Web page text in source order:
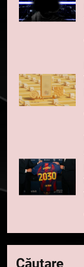
Căutare